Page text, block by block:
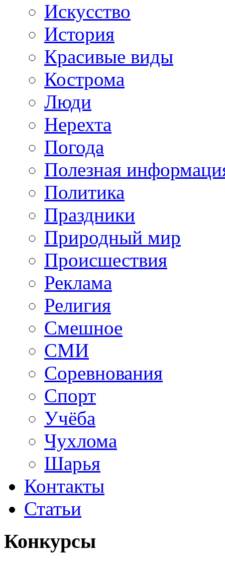
Искусство
История
Красивые виды
Кострома
Люди
Нерехта
Погода
Полезная
Политика
Праздники
Природный мир
Происшествия
Реклама
Религия
Смешное
СМИ
Соревнования
Спорт
Учёба
Чухлома
Шарья
Контакты
Статьи
Конкурсы